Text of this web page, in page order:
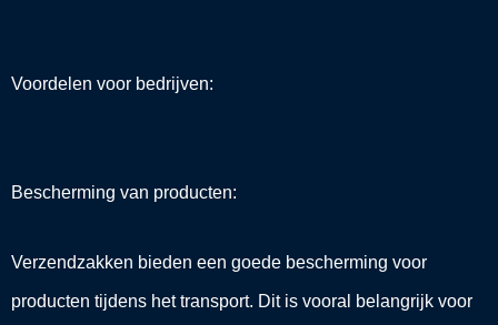
Voordelen voor bedrijven:
Bescherming van producten:
Verzendzakken bieden een goede bescherming voor
producten tijdens het transport. Dit is vooral belangrijk voor